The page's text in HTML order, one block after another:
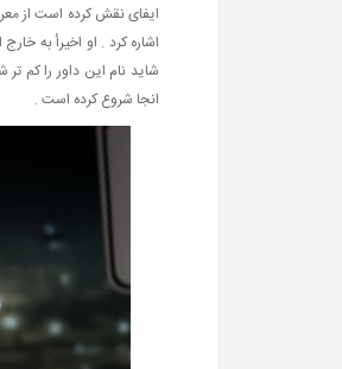
ایفای نقش کرده است از
اشاره کرد . او اخیرأ به
شاید نام این داور را کم
انجا شروع کرده است .